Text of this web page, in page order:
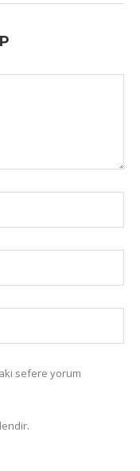
sefere yorum